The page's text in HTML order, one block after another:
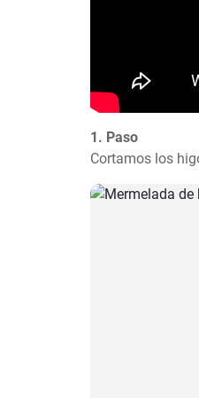
1. Paso
Cortamos los